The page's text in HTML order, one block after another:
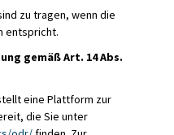
zu tragen, wenn die
entspricht.
gemäß Art. 14 Abs.
eine Plattform zur
die Sie unter